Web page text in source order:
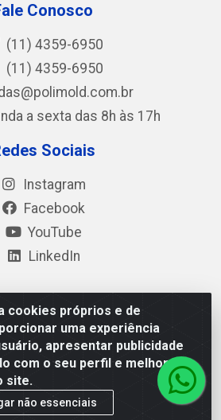
cookies próprios e de
uma experiência
apresentar publicidade
com o seu perfil e melhorar a
site.
não essenciais
Conosco
(11) 4359-6950
(11) 4359-6950
a sexta das 8h às 17h
Sociais
Instagram
Facebook
YouTube
LinkedIn
- Estrada dos Casa, 4585 – São
/ SP – CEP: 09.840-000 - CNPJ
0001-41